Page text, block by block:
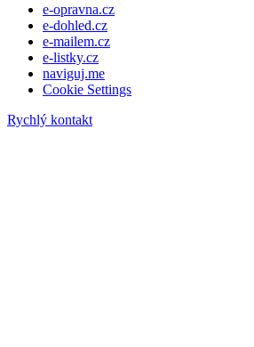
e-opravna.cz
e-dohled.cz
e-mailem.cz
e-listky.cz
naviguj.me
Cookie Settings
Rychlý kontakt